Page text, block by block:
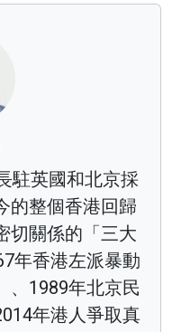
駐英國和北京採
的整個香港回歸
切關係的「三大
年香港左派暴動
、1989年北京民
年港人爭取真